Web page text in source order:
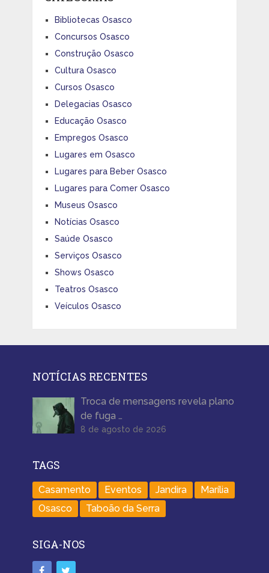
Bibliotecas Osasco
Concursos Osasco
Construção Osasco
Cultura Osasco
Cursos Osasco
Delegacias Osasco
Educação Osasco
Empregos Osasco
Lugares em Osasco
Lugares para Beber Osasco
Lugares para Comer Osasco
Museus Osasco
Notícias Osasco
Saúde Osasco
Serviços Osasco
Shows Osasco
Teatros Osasco
Veículos Osasco
NOTÍCIAS RECENTES
Troca de mensagens revela plano
de fuga …
8 de agosto de 2026
TAGS
Casamento Eventos Jandira
Marília
Osasco
Taboão da Serra
SIGA-NOS